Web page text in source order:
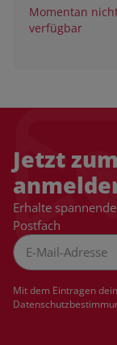
Momentan
verfügbar
Jetzt
Erhalte
Postfach
Mit dem Eintragen